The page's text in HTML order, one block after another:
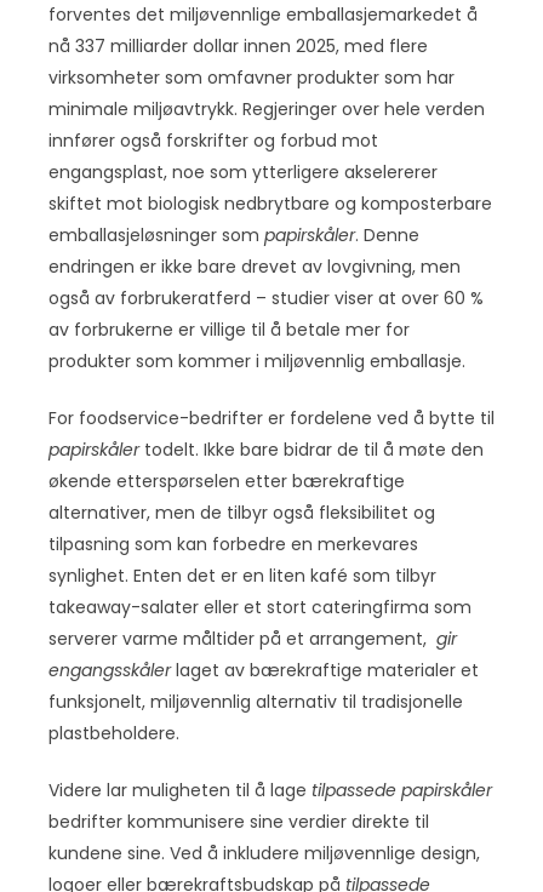
forventes det miljøvennlige emballasjemarkedet å
nå 337 milliarder dollar innen 2025, med flere
virksomheter som omfavner produkter som har
minimale miljøavtrykk. Regjeringer over hele verden
innfører også forskrifter og forbud mot
engangsplast, noe som ytterligere akselererer
skiftet mot biologisk nedbrytbare og komposterbare
emballasjeløsninger som papirskåler. Denne
endringen er ikke bare drevet av lovgivning, men
også av forbrukeratferd – studier viser at over 60 %
av forbrukerne er villige til å betale mer for
produkter som kommer i miljøvennlig emballasje.
For foodservice-bedrifter er fordelene ved å bytte til
papirskålertodelt. Ikke bare bidrar de til å møte den
økende etterspørselen etter bærekraftige
alternativer, men de tilbyr også fleksibilitet og
tilpasning som kan forbedre en merkevares
synlighet. Enten det er en liten kafé som tilbyr
takeaway-salater eller et stort cateringfirma som
serverer varme måltider på et arrangement, gir
engangsskålerlaget av bærekraftige materialer et
funksjonelt, miljøvennlig alternativ til tradisjonelle
plastbeholdere.
Videre lar muligheten til å lage tilpassede papirskåler
bedrifter kommunisere sine verdier direkte til
kundene sine. Ved å inkludere miljøvennlige design,
logoer eller bærekraftsbudskap på tilpassede